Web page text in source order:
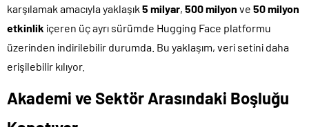
karşılamak amacıyla yaklaşık 5 milyar, 500 milyon ve 50 milyon
etkinlik içeren üç ayrı sürümde Hugging Face platformu
üzerinden indirilebilir durumda. Bu yaklaşım, veri setini daha
erişilebilir kılıyor.
Akademi ve Sektör Arasındaki Boşluğu